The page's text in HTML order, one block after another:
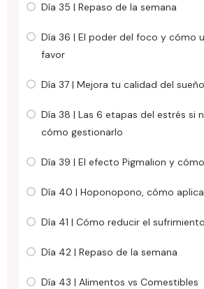
Día 35 | Repaso de la semana
Día 36 | El poder del foco y cómo
favor
Día 37 | Mejora tu calidad del
Día 38 | Las 6 etapas del estrés si
cómo gestionarlo
Día 39 | El efecto Pigmalion y
Día 40 | Hoponopono, cómo
Día 41 | Cómo reducir el
Día 42 | Repaso de la semana
Día 43 | Alimentos vs Comestibles